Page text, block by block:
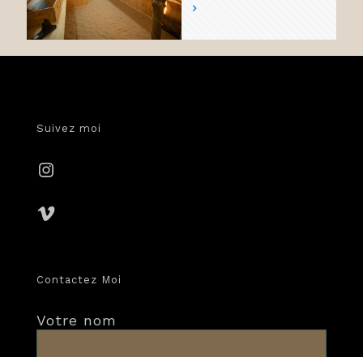
Suivez moi
Instagram
Vimeo
Contactez Moi
Votre nom